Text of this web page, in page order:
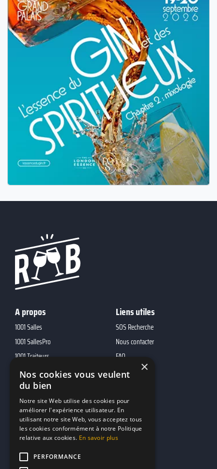
A propos
1001 Salles
1001 SallesPro
1001 Traiteurs
1001 DJ
10h01
MP2
Liens utiles
SOS Recherche
Nous contacter
FAQ
Contacts
marketing@reserverunbar.fr
11 rue Maurice Grandcoing
×
Nos cookies vous veulent
du bien
Notre site Web utilise des cookies pour
améliorer l'expérience utilisateur. En
utilisant notre site Web, vous acceptez tous
les cookies conformément à notre Politique
relative aux cookies. En savoir plus
PERFORMANCE